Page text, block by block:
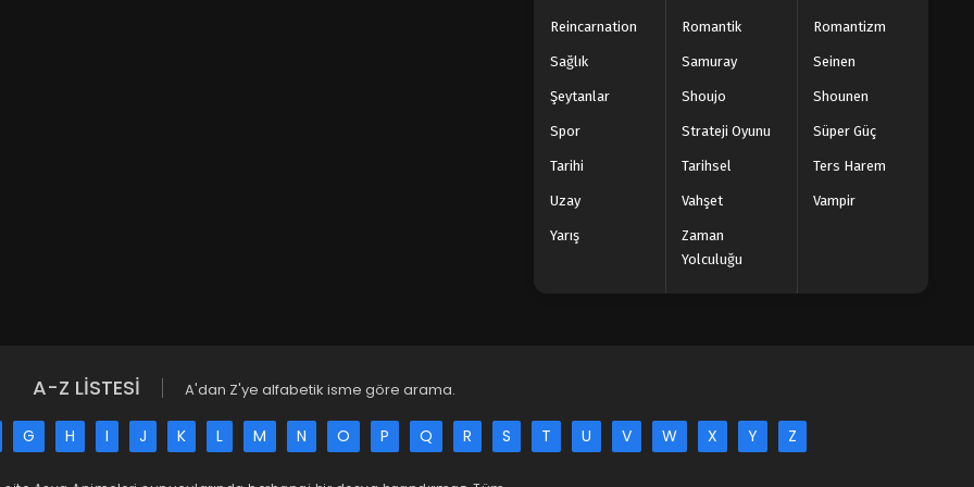
Reincarnation Romantik Romantizm
Sağlık Samuray Seinen
Şeytanlar Shoujo Shounen
Spor Strateji Oyunu Süper Güç
Tarihi Tarihsel Ters Harem
Uzay Vahşet Vampir
Yarış
Zaman
Yolculuğu
A-Z LİSTESİ A'dan Z'ye alfabetik isme göre arama.
G H I J K L M N O P Q R S T U V W X Y Z